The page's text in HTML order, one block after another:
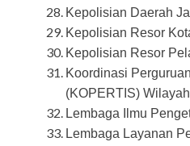
Kepolisian Daerah
Kepolisian Resor
Kepolisian Resor
Koordinasi
(KOPERTIS) Wilayah
Lembaga Ilmu
Lembaga Layanan